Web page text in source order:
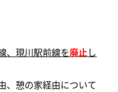
、現川駅前線を廃止し
憩の家経由について